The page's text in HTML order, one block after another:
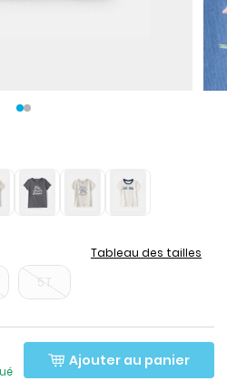
Tableau des tailles
Ajouter au panier